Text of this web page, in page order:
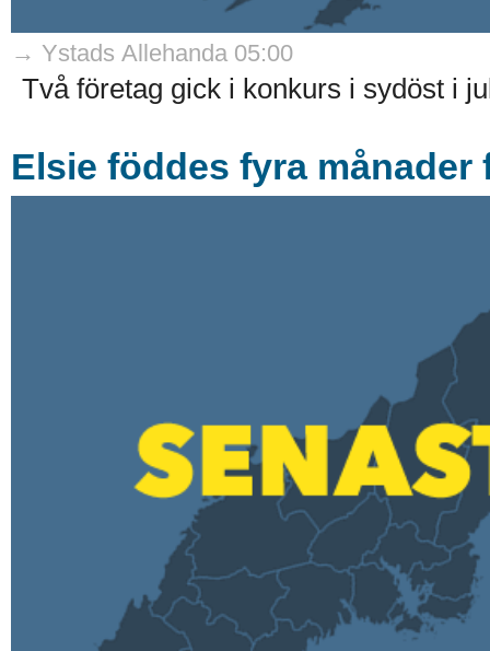
→ Ystads Allehanda 05:00
Två företag gick i konkurs i sydöst i
Elsie föddes fyra månader